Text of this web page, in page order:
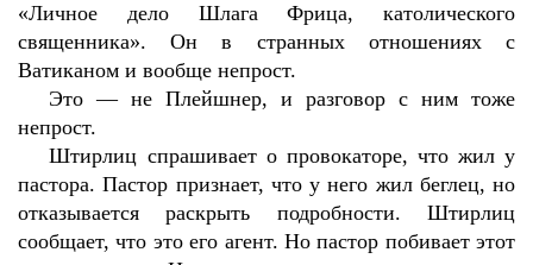
«Личное дело Шлага Фрица, католического
священника». Он в странных отношениях с
Ватиканом и вообще непрост.
Это — не Плейшнер, и разговор с ним тоже
непрост.
Штирлиц спрашивает о провокаторе, что жил у
пастора. Пастор признает, что у него жил беглец, но
отказывается раскрыть подробности. Штирлиц
сообщает, что это его агент. Но пастор побивает этот